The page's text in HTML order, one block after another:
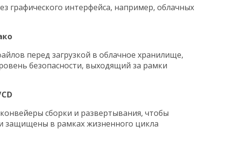
графического интерфейса, например, облачных
перед загрузкой в облачное хранилище,
безопасности, выходящий за рамки
сборки и развертывания, чтобы
защищены в рамках жизненного цикла